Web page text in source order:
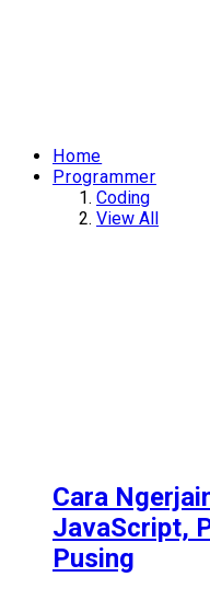
Home
Programmer
Coding
View All
Cara
JavaScript,
Pusing